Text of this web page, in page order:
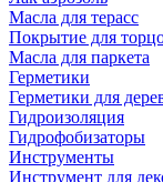
Масла для терасс
Покрытие для
Масла для паркета
Герметики
Герметики для
Гидроизоляция
Гидрофобизаторы
Инструменты
Инструмент для